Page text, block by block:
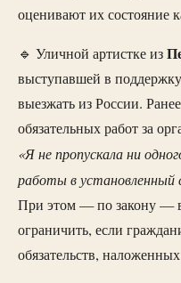
оценивают их состояние
🔹 Уличной артистке из
выступавшей в
выезжать из России.
обязательных работ за
«Я не пропускала ни
работы в установленный
При этом — по закону —
ограничить, если
обязательств,